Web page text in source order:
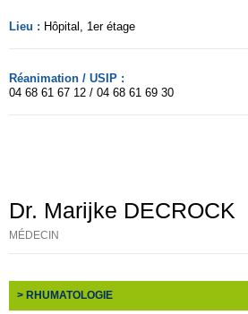
Lieu : Hôpital , 1er étage
Réanimation / USIP :
04 68 61 67 12 / 04 68 61 69 30
Dr. Marijke DECROCK
MÉDECIN
> RHUMATOLOGIE